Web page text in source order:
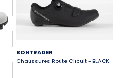
BONTRAGER
Chaussures Route Circuit - BLACK